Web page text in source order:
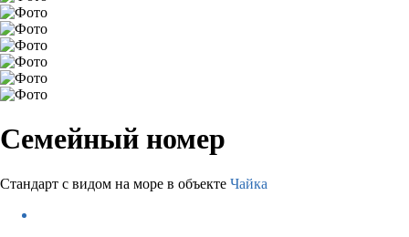
Семейный номер
Стандарт с видом на море в объекте Чайка